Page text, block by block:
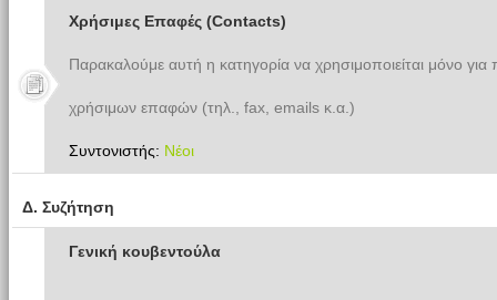
Χρήσιμες Επαφές (Contacts)
Παρακαλούμε αυτή η κατηγορία να χρησιμοποιείται μόνο
χρήσιμων επαφών (τηλ., fax, emails κ.α.)
Συντονιστής: Νέοι
Δ. Συζήτηση
Γενική κουβεντούλα